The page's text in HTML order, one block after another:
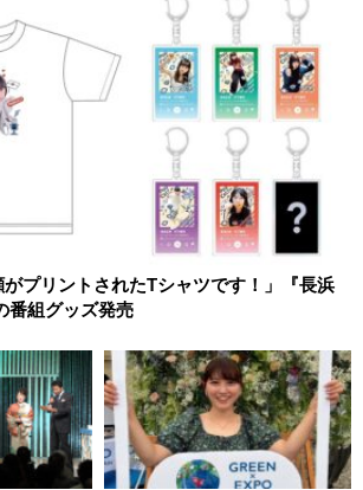
がプリントされたTシャツです！」『長浜
番組グッズ発売